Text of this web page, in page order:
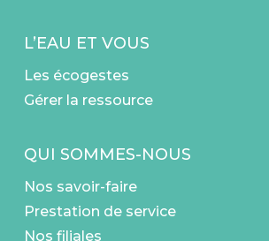
L’EAU ET VOUS
Les écogestes
Gérer la ressource
QUI SOMMES-NOUS
Nos savoir-faire
Prestation de service
Nos filiales